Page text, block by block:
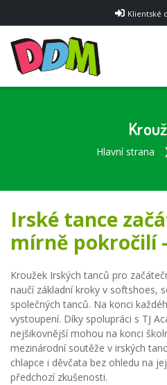
Klientské
Hlavní strana
Irské tance
mírně pokročilí
Kroužek Irských tanců pro
naučí základní kroky v softshoes,
společných tanců. Na konci
vystoupení. Díky spolupráci s TJ
nejšikovnější mohou na konci
mezinárodní soutěže v irských
chlapce i děvčata bez ohledu na
předchozí zkušenosti.